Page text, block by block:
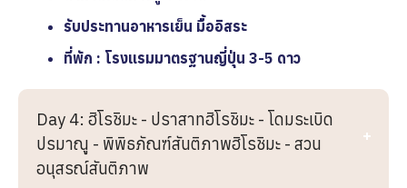
รับประทานอาหารเย็น มื้ออิสระ
ที่พัก : โรงแรมมาตรฐานญี่ปุ่น 3-5 ดาว
Day 4: ฮิโรชิมะ - ปราสาทฮิโรชิมะ - โดมระเบิด
ปรมาณู - พิพิธภัณฑ์สันติภาพฮิโรชิมะ - สวน
อนุสรณ์สันติภาพ